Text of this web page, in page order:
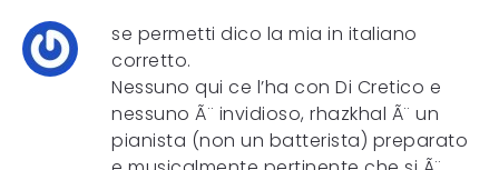
se permetti dico la mia in italiano
corretto.
Nessuno qui ce l’ha con Di Cretico e
nessuno Ã¨ invidioso, rhazkhal Ã¨ un
pianista (non un batterista) preparato